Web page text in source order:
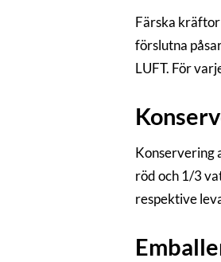
Färska
förslutna
LUFT. För
Konservering
röd och 1/3
respektive